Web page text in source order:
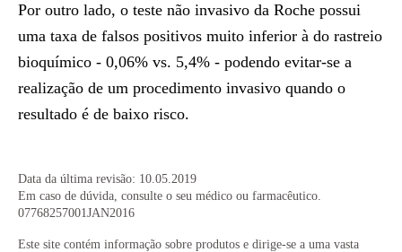
Por outro lado, o teste não invasivo da Roche possui
uma taxa de falsos positivos muito inferior à do rastreio
bioquímico - 0,06% vs. 5,4% - podendo evitar-se a
realização de um procedimento invasivo quando o
resultado é de baixo risco.
Data da última revisão: 10.05.2019
Em caso de dúvida, consulte o seu médico ou farmacêutico.
07768257001JAN2016
Este site contém informação sobre produtos e dirige-se a uma vasta